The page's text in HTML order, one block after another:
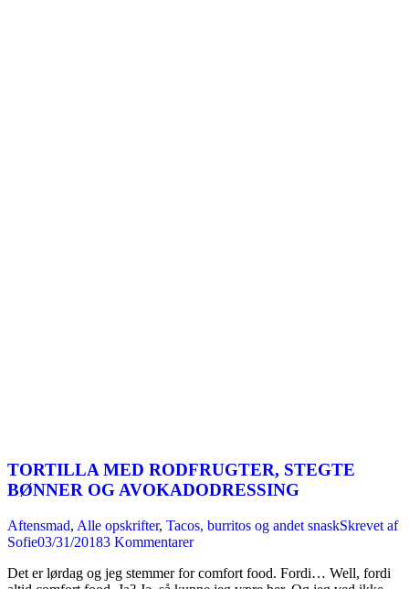
TORTILLA MED RODFRUGTER, STEGTE
BØNNER OG AVOKADODRESSING
Aftensmad, Alle opskrifter, Tacos, burritos og andet snaskSkrevet af
Sofie03/31/20183 Kommentarer
Det er lørdag og jeg stemmer for comfort food. Fordi… Well, fordi